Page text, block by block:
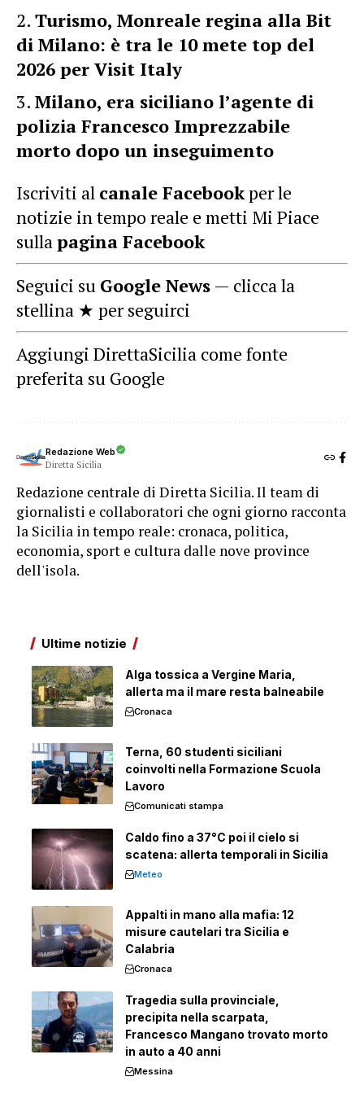
Turismo, Monreale regina alla Bit
di Milano: è tra le 10 mete top del
2026 per Visit Italy
Milano, era siciliano l’agente di
polizia Francesco Imprezzabile
morto dopo un inseguimento
Iscriviti al canale Facebookper le
notizie in tempo reale e metti Mi Piace
sullapagina Facebook
Seguici su Google News — clicca la
stellina ★ per seguirci
Aggiungi DirettaSicilia come fonte
preferita su Google
Redazione Web
Diretta Sicilia
Redazione centrale di Diretta Sicilia. Il team di
giornalisti e collaboratori che ogni giorno racconta
la Sicilia in tempo reale: cronaca, politica,
economia, sport e cultura dalle nove province
dell'isola.
Ultime notizie
Alga tossica a Vergine Maria,
allerta ma il mare resta balneabile
Cronaca
Terna, 60 studenti siciliani
coinvolti nella Formazione Scuola
Lavoro
Comunicati stampa
Caldo fino a 37°C poi il cielo si
scatena: allerta temporali in Sicilia
Meteo
Appalti in mano alla mafia: 12
misure cautelari tra Sicilia e
Calabria
Cronaca
Tragedia sulla provinciale,
precipita nella scarpata,
Francesco Mangano trovato morto
in auto a 40 anni
Messina